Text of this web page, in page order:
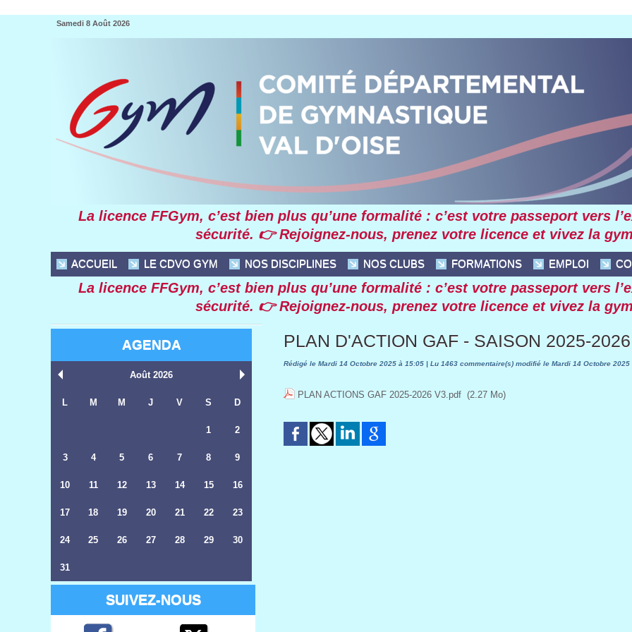
Samedi 8 Août 2026
La licence FFGym, c’est bien plus qu’une formalité : c’est votre passeport vers
sécurité. 👉 Rejoignez-nous, prenez votre licence et vivez la
ACCUEIL LE CDVO GYM NOS DISCIPLINES NOS CLUBS FORMATIONS EMPLOI
La licence FFGym, c’est bien plus qu’une formalité : c’est votre passeport vers
sécurité. 👉 Rejoignez-nous, prenez votre licence et vivez la
AGENDA
Août 2026
L M M J V S D
1 2
3 4 5 6 7 8 9
10 11 12 13 14 15 16
17 18 19 20 21 22 23
24 25 26 27 28 29 30
31
SUIVEZ-NOUS
PLAN D'ACTION GAF - SAISON 2025-
Rédigé le Mardi 14 Octobre 2025 à 15:05 | Lu 1463 commentaire(s) modifié le Mardi 14 Octobre 2025
PLAN ACTIONS GAF 2025-2026 V3.pdf (2.27 Mo)